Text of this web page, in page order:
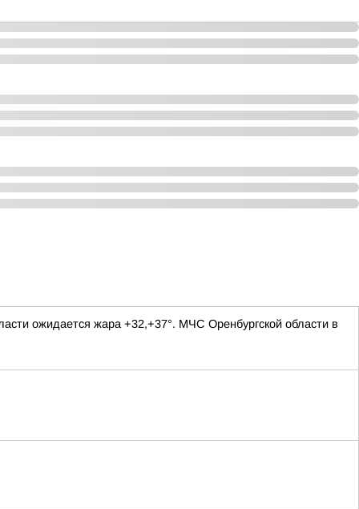
ожидается жара +32,+37°. МЧС Оренбургской области в